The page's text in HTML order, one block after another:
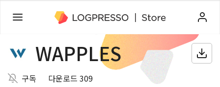
WAPPLES
구독
다운로드 309